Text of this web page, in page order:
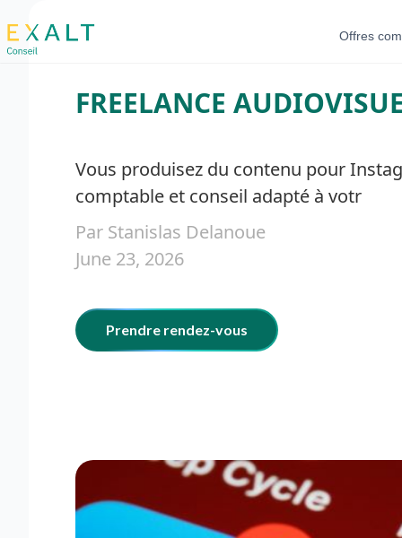
Offres
FREELANCE
Vous produisez du contenu pour
comptable et conseil adapté à votr
Par Stanislas Delanoue
June 23, 2026
Prendre rendez-vous